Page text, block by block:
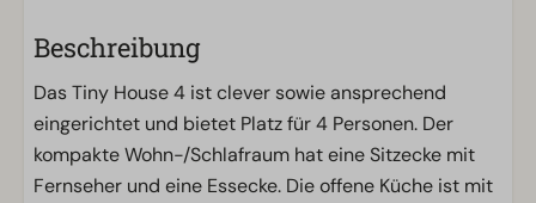
Beschreibung
Das Tiny House 4 ist clever sowie ansprechend
eingerichtet und bietet Platz für 4 Personen. Der
kompakte Wohn-/Schlafraum hat eine Sitzecke mit
Fernseher und eine Essecke. Die offene Küche ist mit